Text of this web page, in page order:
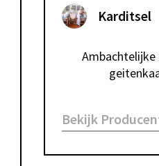
Karditsel
Ambachtelijke
Bekijk